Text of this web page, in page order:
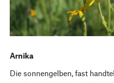
Arnika
Die sonnengelben, fast